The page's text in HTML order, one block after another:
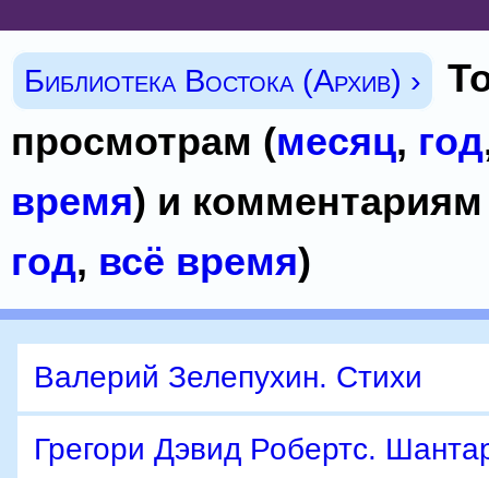
Библиотека Востока (Архив) ›
просмотрам (месяц, год
время) и комментариям
год, всё время)
Валерий Зелепухин. Стихи
Грегори Дэвид Робертс.